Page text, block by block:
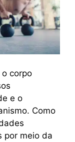
corpo
e o
Como
por meio da